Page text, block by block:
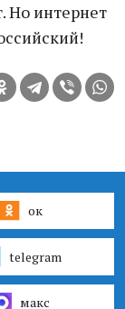
Но интернет
ок
telegram
макс